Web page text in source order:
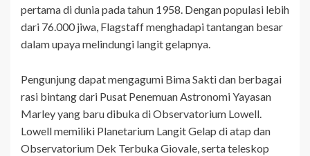
pertama di dunia pada tahun 1958. Dengan populasi lebih
dari 76.000 jiwa, Flagstaff menghadapi tantangan besar
dalam upaya melindungi langit gelapnya.
Pengunjung dapat mengagumi Bima Sakti dan berbagai
rasi bintang dari Pusat Penemuan Astronomi Yayasan
Marley yang baru dibuka di Observatorium Lowell.
Lowell memiliki Planetarium Langit Gelap di atap dan
Observatorium Dek Terbuka Giovale, serta teleskop